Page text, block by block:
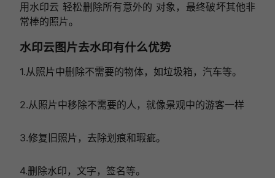
用水印云 轻松删除所有意外的 对象，最终破坏其他非
常棒的照片。
水印云图片去水印有什么优势
1.从照片中删除不需要的物体，如垃圾箱，汽车等。
2.从照片中移除不需要的人，就像景观中的游客一样
3.修复旧照片，去除划痕和瑕疵。
4.删除水印，文字，签名等。